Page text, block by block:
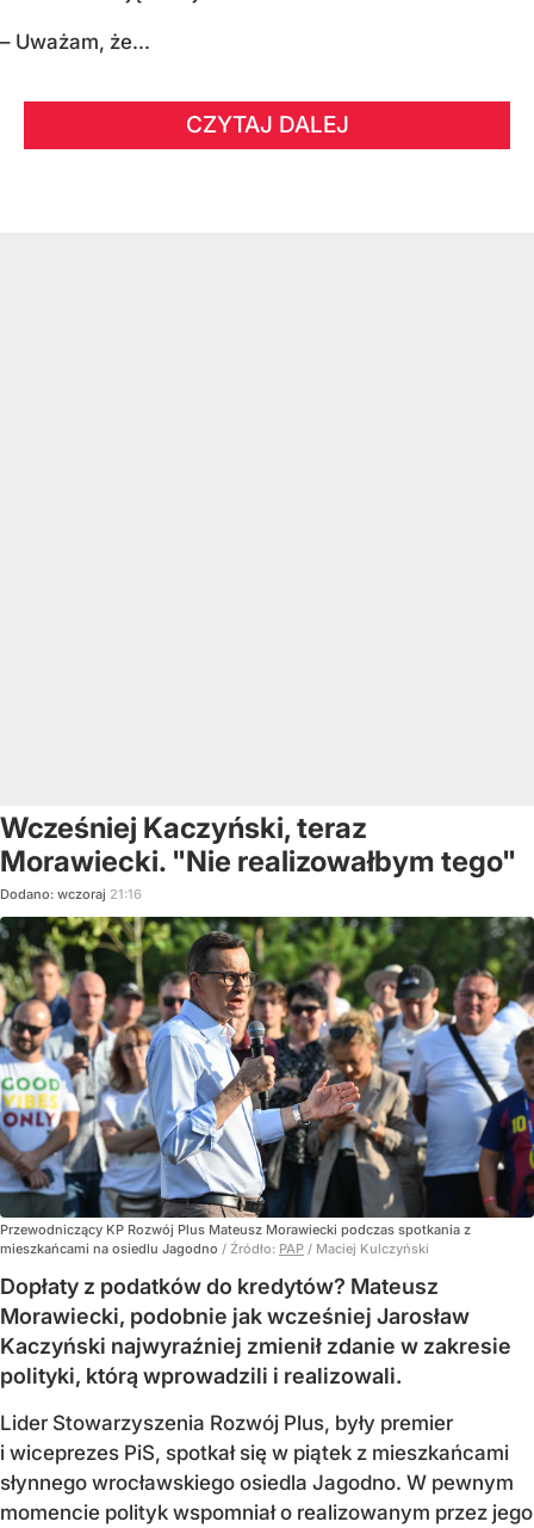
– Uważam, że...
CZYTAJ DALEJ
Wcześniej Kaczyński, teraz
Morawiecki. "Nie realizowałbym tego"
Dodano: wczoraj 21:16
Przewodniczący KP Rozwój Plus Mateusz Morawiecki podczas spotkania z
mieszkańcami na osiedlu Jagodno / Źródło: PAP / Maciej Kulczyński
Dopłaty z podatków do kredytów? Mateusz
Morawiecki, podobnie jak wcześniej Jarosław
Kaczyński najwyraźniej zmienił zdanie w zakresie
polityki, którą wprowadzili i realizowali.
Lider Stowarzyszenia Rozwój Plus, były premier
i wiceprezes PiS, spotkał się w piątek z mieszkańcami
słynnego wrocławskiego osiedla Jagodno. W pewnym
momencie polityk wspomniał o realizowanym przez jego